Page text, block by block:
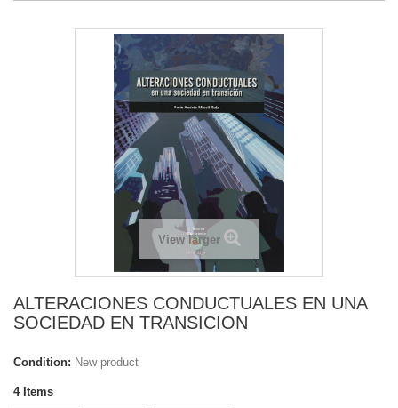
View larger
ALTERACIONES CONDUCTUALES EN UNA
SOCIEDAD EN TRANSICION
Condition: New product
4 Items